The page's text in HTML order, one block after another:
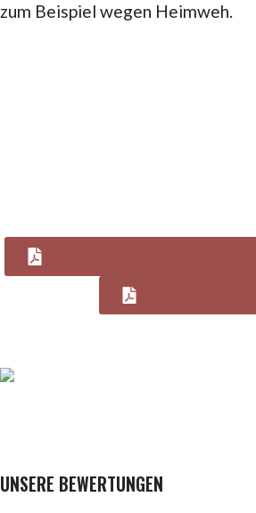
zum Beispiel wegen Heimweh.
UNSERE BEWERTUNGEN